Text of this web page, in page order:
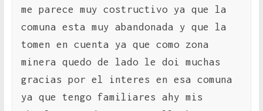
me parece muy costructivo ya que la
comuna esta muy abandonada y que la
tomen en cuenta ya que como zona
minera quedo de lado le doi muchas
gracias por el interes en esa comuna
ya que tengo familiares ahy mis